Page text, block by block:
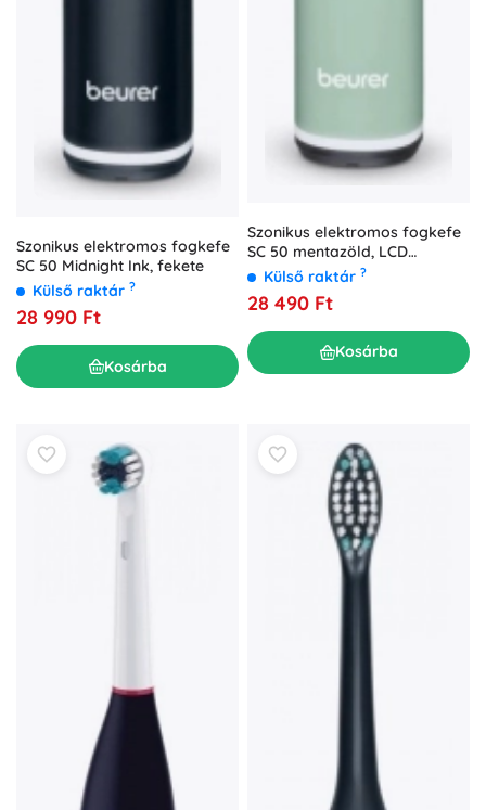
Szonikus elektromos fogkefe
SC 50 Midnight Ink, fekete
Külső raktár ?
28 990 Ft
Kosárba
Szonikus elektromos fogkefe
SC 50 mentazöld, LCD
kijelzővel és
Külső raktár ?
28 490 Ft
Kosárba